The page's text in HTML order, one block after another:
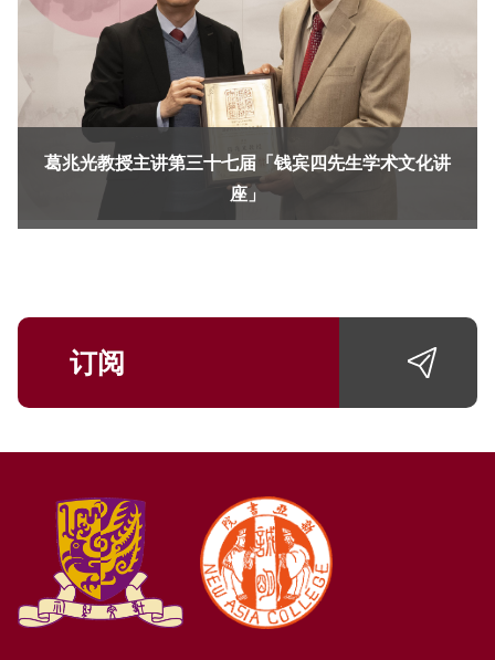
葛兆光教授主讲第三十七届「钱宾四先生学术文化讲
座」
订阅